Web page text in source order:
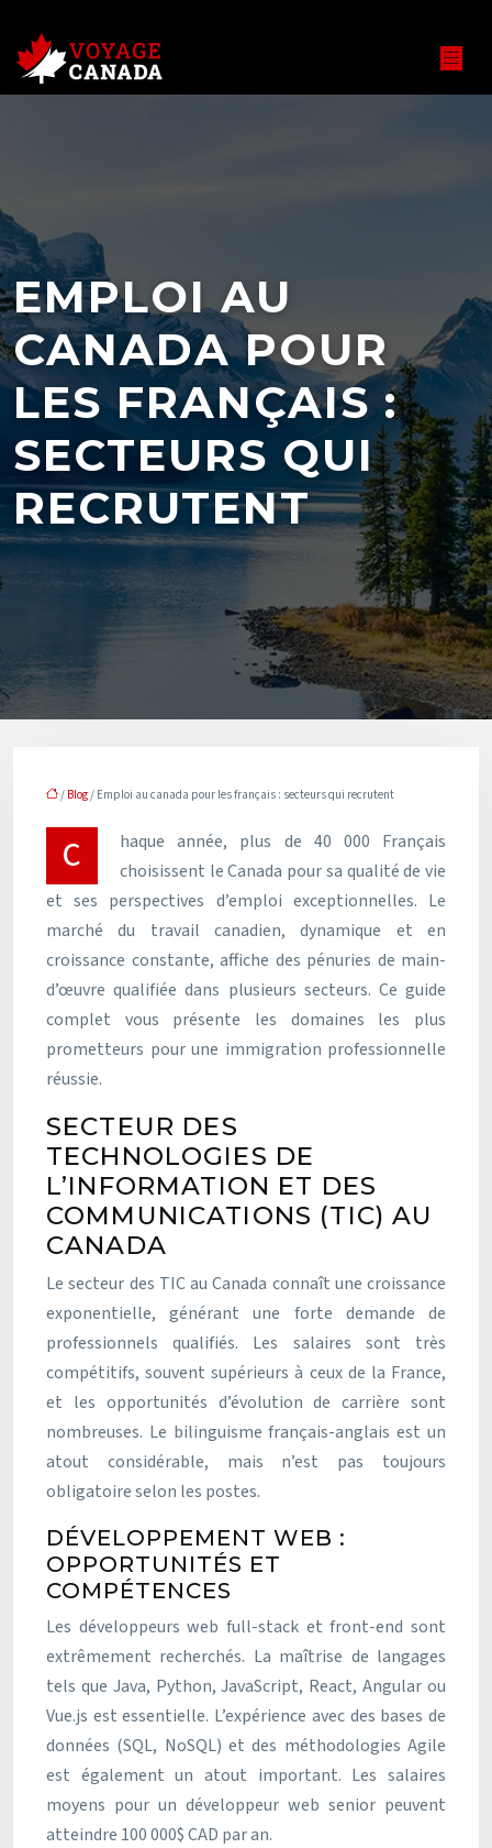
EMPLOI AU
CANADA POUR
LES FRANÇAIS :
SECTEURS QUI
RECRUTENT
/ Blog / Emploi au canada pour les français : secteurs qui recrutent
Chaque année, plus de 40 000 Français
choisissent le Canada pour sa qualité de vie
et ses perspectives d’emploi exceptionnelles. Le
marché du travail canadien, dynamique et en
croissance constante, affiche des pénuries de main-
d’œuvre qualifiée dans plusieurs secteurs. Ce guide
complet vous présente les domaines les plus
prometteurs pour une immigration professionnelle
réussie.
SECTEUR DES
TECHNOLOGIES DE
L’INFORMATION ET DES
COMMUNICATIONS (TIC) AU
CANADA
Le secteur des TIC au Canada connaît une croissance
exponentielle, générant une forte demande de
professionnels qualifiés. Les salaires sont très
compétitifs, souvent supérieurs à ceux de la France,
et les opportunités d’évolution de carrière sont
nombreuses. Le bilinguisme français-anglais est un
atout considérable, mais n’est pas toujours
obligatoire selon les postes.
DÉVELOPPEMENT WEB :
OPPORTUNITÉS ET
COMPÉTENCES
Les développeurs web full-stack et front-end sont
extrêmement recherchés. La maîtrise de langages
tels que Java, Python, JavaScript, React, Angular ou
Vue.js est essentielle. L’expérience avec des bases de
données (SQL, NoSQL) et des méthodologies Agile
est également un atout important. Les salaires
moyens pour un développeur web senior peuvent
atteindre 100 000$ CAD par an.